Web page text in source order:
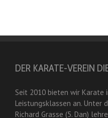
DER KARATE-VEREIN
Seit 2010 bieten wir
Leistungsklassen an. Unter
Richard Grasse (5. Dan)